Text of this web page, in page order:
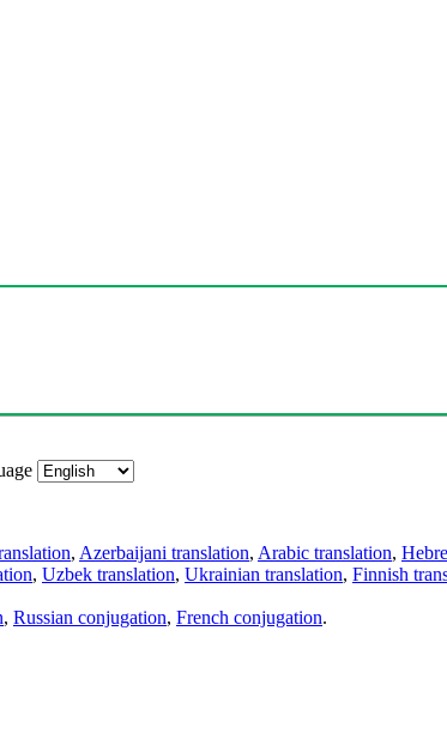
, Azerbaijani translation, Arabic translation,
, Uzbek translation, Ukrainian translation, Finnish
, Russian conjugation, French conjugation.